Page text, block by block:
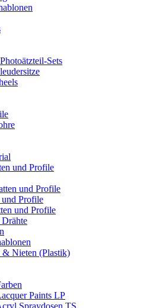
Sets
und Profile
und Profile
Profile
und Profile
& Nieten (Plastik)
Paints LP
Spraydosen TS